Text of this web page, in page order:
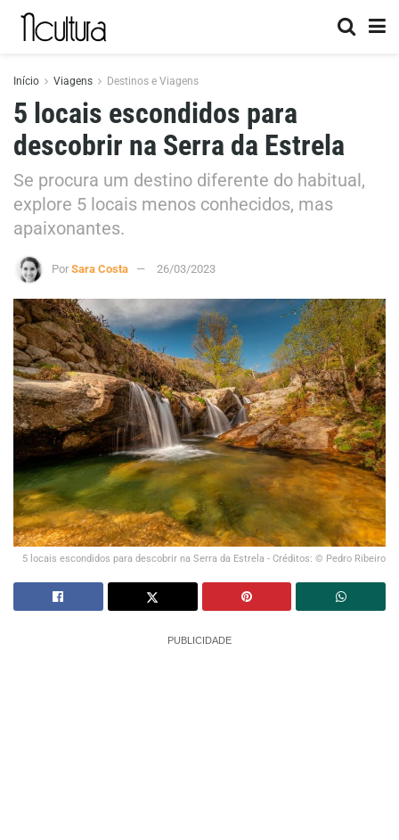
Início Viagens Destinos e Viagens
5 locais escondidos para
descobrir na Serra da Estrela
Se procura um destino diferente do habitual,
explore 5 locais menos conhecidos, mas
apaixonantes.
Por Sara Costa 26/03/2023
5 locais escondidos para descobrir na Serra da Estrela - Créditos: © Pedro Ribeiro
PUBLICIDADE